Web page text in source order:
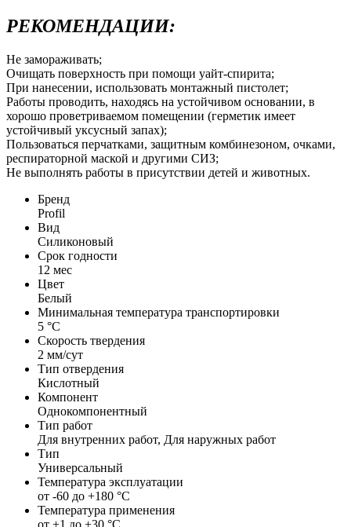
РЕКОМЕНДАЦИИ:
Не замораживать;
Очищать поверхность при помощи уайт-спирита;
При нанесении, использовать монтажный пистолет;
Работы проводить, находясь на устойчивом основании, в
хорошо проветриваемом помещении (герметик имеет
устойчивый уксусный запах);
Пользоваться перчатками, защитным комбинезоном, очками,
респираторной маской и другими СИЗ;
Не выполнять работы в присутствии детей и животных.
Бренд
Profil
Вид
Силиконовый
Срок годности
12 мес
Цвет
Белый
Минимальная температура транспортировки
5 °С
Скорость твердения
2 мм/сут
Тип отвердения
Кислотный
Компонент
Однокомпонентный
Тип работ
Для внутренних работ, Для наружных работ
Тип
Универсальный
Температура эксплуатации
от -60 до +180 °С
Температура применения
от +1 до +30 °С